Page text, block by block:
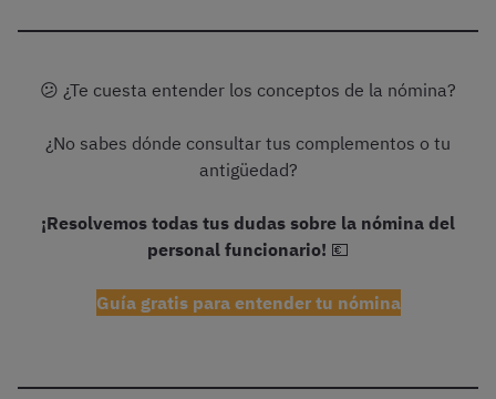
😕 ¿Te cuesta entender los conceptos de la nómina?
¿No sabes dónde consultar tus complementos o tu
antigüedad?
¡Resolvemos todas tus dudas sobre la nómina del
personal funcionario! 💶
Guía gratis para entender tu nómina